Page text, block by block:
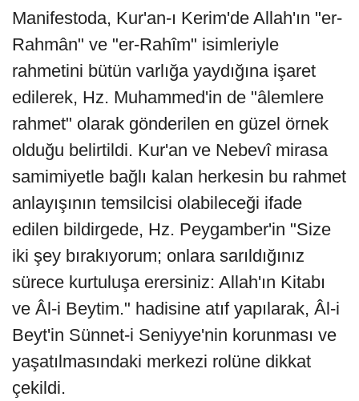
Manifestoda, Kur'an-ı Kerim'de Allah'ın "er-
Rahmân" ve "er-Rahîm" isimleriyle
rahmetini bütün varlığa yaydığına işaret
edilerek, Hz. Muhammed'in de "âlemlere
rahmet" olarak gönderilen en güzel örnek
olduğu belirtildi. Kur'an ve Nebevî mirasa
samimiyetle bağlı kalan herkesin bu rahmet
anlayışının temsilcisi olabileceği ifade
edilen bildirgede, Hz. Peygamber'in "Size
iki şey bırakıyorum; onlara sarıldığınız
sürece kurtuluşa erersiniz: Allah'ın Kitabı
ve Âl-i Beytim." hadisine atıf yapılarak, Âl-i
Beyt'in Sünnet-i Seniyye'nin korunması ve
yaşatılmasındaki merkezi rolüne dikkat
çekildi.